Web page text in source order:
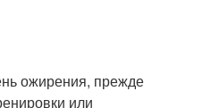
ожирения, прежде
или